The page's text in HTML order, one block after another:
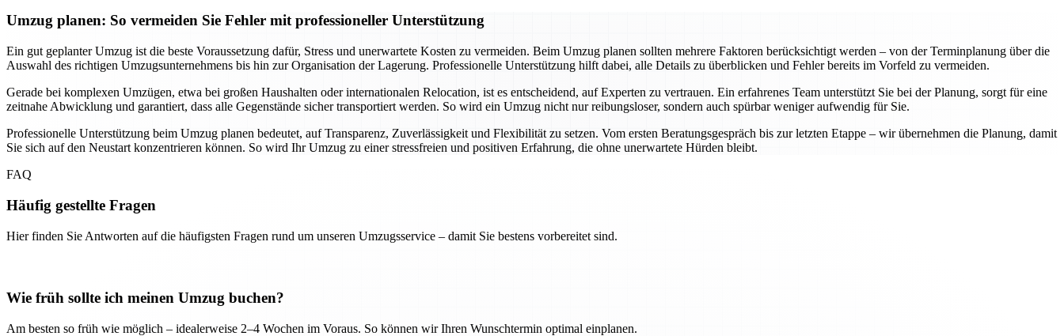
Umzug planen: So vermeiden Sie Fehler mit professioneller Unterstützung
Ein gut geplanter Umzug ist die beste Voraussetzung dafür, Stress und unerwartete Kosten zu vermeiden. Beim Umzug planen sollten mehrere Faktoren berücksichtigt werden – von der Terminplanung über die
Auswahl des richtigen Umzugsunternehmens bis hin zur Organisation der Lagerung. Professionelle Unterstützung hilft dabei, alle Details zu überblicken und Fehler bereits im Vorfeld zu vermeiden.
Gerade bei komplexen Umzügen, etwa bei großen Haushalten oder internationalen Relocation, ist es entscheidend, auf Experten zu vertrauen. Ein erfahrenes Team unterstützt Sie bei der Planung, sorgt für eine
zeitnahe Abwicklung und garantiert, dass alle Gegenstände sicher transportiert werden. So wird ein Umzug nicht nur reibungsloser, sondern auch spürbar weniger aufwendig für Sie.
Professionelle Unterstützung beim Umzug planen bedeutet, auf Transparenz, Zuverlässigkeit und Flexibilität zu setzen. Vom ersten Beratungsgespräch bis zur letzten Etappe – wir übernehmen die Planung, damit
Sie sich auf den Neustart konzentrieren können. So wird Ihr Umzug zu einer stressfreien und positiven Erfahrung, die ohne unerwartete Hürden bleibt.
FAQ
Häufig gestellte Fragen
Hier finden Sie Antworten auf die häufigsten Fragen rund um unseren Umzugsservice – damit Sie bestens vorbereitet sind.
Wie früh sollte ich meinen Umzug buchen?
Am besten so früh wie möglich – idealerweise 2–4 Wochen im Voraus. So können wir Ihren Wunschtermin optimal einplanen.